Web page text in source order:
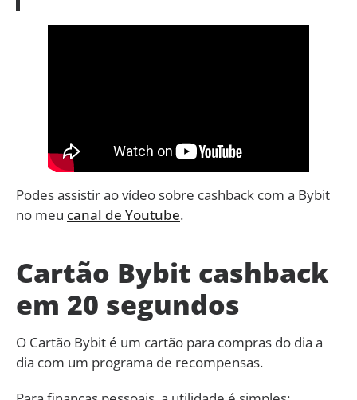
Podes assistir ao vídeo sobre cashback com a Bybit
no meu canal de Youtube.
Cartão Bybit cashback
em 20 segundos
O Cartão Bybit é um cartão para compras do dia a
dia com um programa de recompensas.